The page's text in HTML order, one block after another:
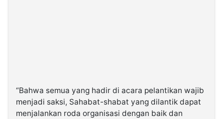
“Bahwa semua yang hadir di acara pelantikan wajib
menjadi saksi, Sahabat-shabat yang dilantik dapat
menjalankan roda organisasi dengan baik dan